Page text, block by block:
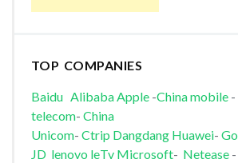
TOP COMPANIES
Baidu AlibabaApple-China mobile-
telecom- China
Unicom- Ctrip Dangdang Huawei-
JD lenovo leTv Microsoft- Netease-